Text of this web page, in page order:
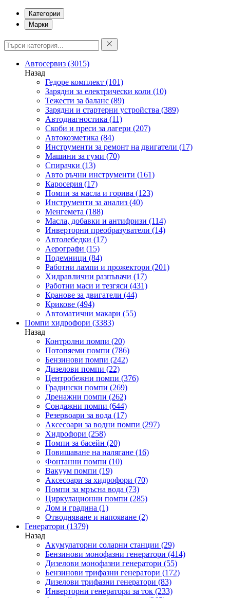
Категории
Марки
Автосервиз (3015)
Назад
Гедоре комплект (101)
Зарядни за електрически коли (10)
Тежести за баланс (89)
Зарядни и стартерни устройства (389)
Автодиагностика (11)
Скоби и преси за лагери (207)
Автокозметика (84)
Инструменти за ремонт на двигатели (17)
Машини за гуми (70)
Спирачки (13)
Авто ръчни инструменти (161)
Каросерия (17)
Помпи за масла и горива (123)
Инструменти за анализ (40)
Менгемета (188)
Масла, добавки и антифризи (114)
Инверторни преобразуватели (14)
Автолебедки (17)
Аерографи (15)
Подемници (84)
Работни лампи и прожектори (201)
Хидравлични разпъвачи (17)
Работни маси и тезгяси (431)
Кранове за двигатели (44)
Крикове (494)
Автоматични макари (55)
Помпи хидрофори (3383)
Назад
Контролни помпи (20)
Потопяеми помпи (786)
Бензинови помпи (242)
Дизелови помпи (22)
Центробежни помпи (376)
Градински помпи (269)
Дренажни помпи (262)
Сондажни помпи (644)
Резервоари за вода (17)
Аксесоари за водни помпи (297)
Хидрофори (258)
Помпи за басейн (20)
Повишаване на налягане (16)
Фонтанни помпи (10)
Вакуум помпи (19)
Аксесоари за хидрофори (70)
Помпи за мръсна вода (73)
Циркулационни помпи (285)
Дом и градина (1)
Отводняване и напояване (2)
Генератори (1379)
Назад
Акумулаторни соларни станции (29)
Бензинови монофазни генератори (414)
Дизелови монофазни генератори (55)
Бензинови трифазни генератори (172)
Дизелови трифазни генератори (83)
Инверторни генератори за ток (233)